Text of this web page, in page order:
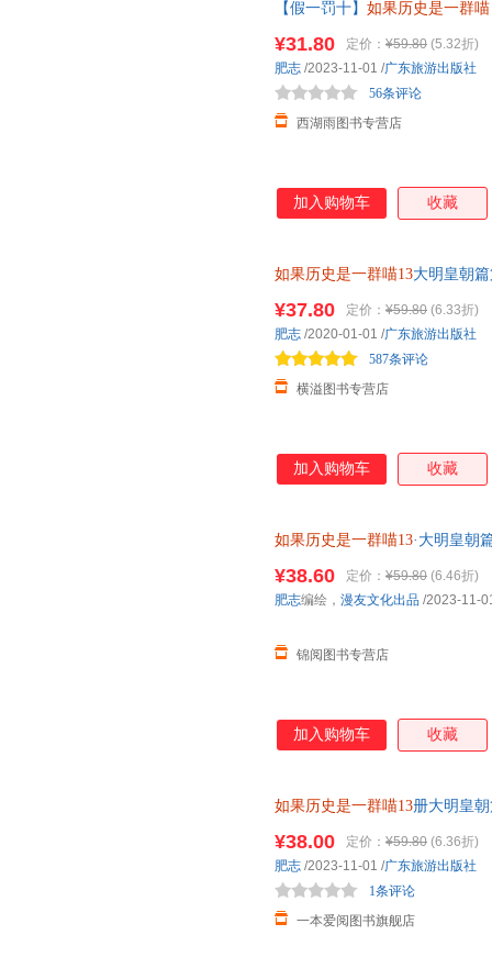
【假一罚十】 如果历史是一群喵
罚十31882477
¥31.80 定价： ¥59.80 (5.32折)
西湖雨图书专营店
56条评论
肥志 /2023-11-01 /广东旅游出版社
加入购物车 收藏
如果历史是一群喵13大明皇朝
¥37.80 定价： ¥59.80 (6.33折)
横溢图书专营店
587条评论
肥志 /2020-01-01 /广东旅游出版社
加入购物车 收藏
如果历史是一群喵13·大明皇朝
¥38.60 定价： ¥59.80 (6.46折)
锦阅图书专营店
肥志编绘， 漫友文化出品 /2023-11-
加入购物车 收藏
如果历史是一群喵13册大明皇
¥38.00 定价： ¥59.80 (6.36折)
一本爱阅图书旗舰店
1条评论
肥志 /2023-11-01 /广东旅游出版社